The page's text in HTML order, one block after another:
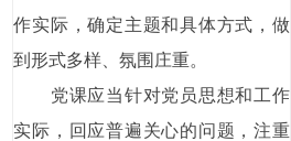
作实际，确定主题和具体方式，做
到形式多样、氛围庄重。
党课应当针对党员思想和工作
实际，回应普遍关心的问题，注重